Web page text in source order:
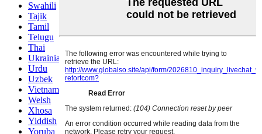
Swahili
Tajik
Tamil
Telugu
Thai
Ukrainian
Urdu
Uzbek
Vietnamese
Welsh
Xhosa
Yiddish
Yoruba